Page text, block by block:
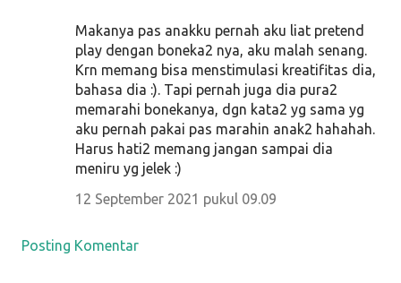
Makanya pas anakku pernah aku liat pretend
play dengan boneka2 nya, aku malah senang.
Krn memang bisa menstimulasi kreatifitas dia,
bahasa dia :). Tapi pernah juga dia pura2
memarahi bonekanya, dgn kata2 yg sama yg
aku pernah pakai pas marahin anak2 hahahah.
Harus hati2 memang jangan sampai dia
meniru yg jelek :)
12 September 2021 pukul 09.09
Posting Komentar